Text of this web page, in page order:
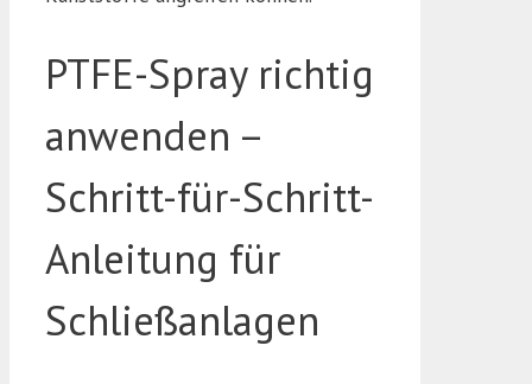
PTFE-Spray richtig
anwenden –
Schritt-für-Schritt-
Anleitung für
Schließanlagen